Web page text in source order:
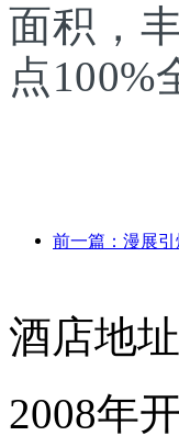
面积，
点100%
酒店地
2008年